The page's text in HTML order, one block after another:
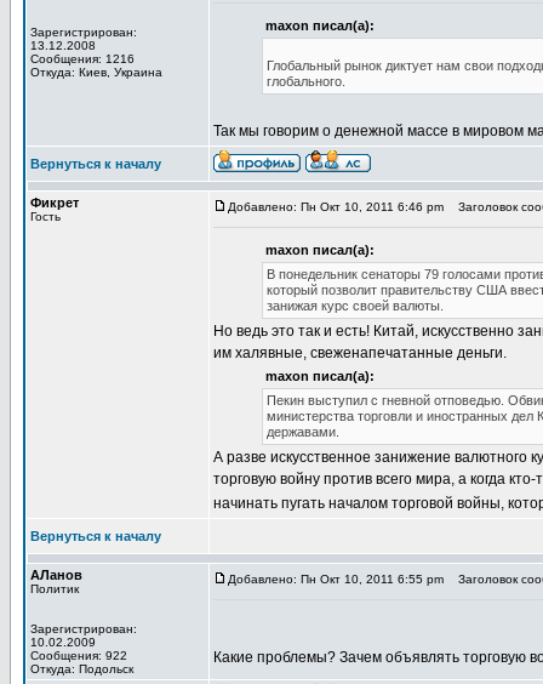
Зарегистрирован:
13.12.2008
Сообщения: 1216
Откуда: Киев, Украина
maxon писал(а):
Глобальный рынок диктует нам свои
глобального.
Так мы говорим о денежной массе в мировом
Вернуться к началу
Фикрет
Гость
Добавлено: Пн Окт 10, 2011 6:46 pm Заголовок
maxon писал(а):
В понедельник сенаторы 79 голосами
который позволит правительству США
занижая курс своей валюты.
Но ведь это так и есть! Китай, искусственно
им халявные, свеженапечатанные деньги.
maxon писал(а):
Пекин выступил с гневной отповедью.
министерства торговли и иностранных дел
державами.
А разве искусственное занижение валютного
торговую войну против всего мира, а когда
начинать пугать началом торговой войны,
Вернуться к началу
АЛанов
Политик
Зарегистрирован:
10.02.2009
Сообщения: 922
Откуда: Подольск
Добавлено: Пн Окт 10, 2011 6:55 pm Заголовок
Какие проблемы? Зачем объявлять торговую